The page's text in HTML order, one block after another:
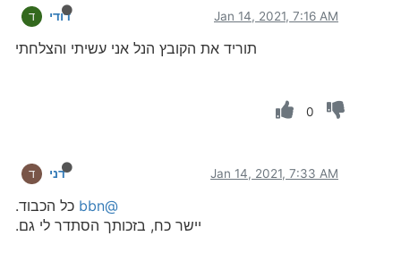
ד דודי Jan 14, 2021, 7:16 AM
תוריד את הקובץ הנל אני עשיתי והצלחתי
0
ד דני Jan 14, 2021, 7:33 AM
@bbn
כל הכבוד.
יישר כח, בזכותך הסתדר לי גם.